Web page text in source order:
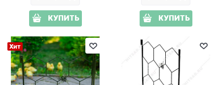
КУПИТЬ КУПИТЬ
Хит